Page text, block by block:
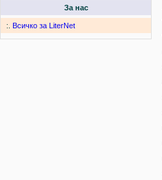
За нас
:. Всичко за LiterNet